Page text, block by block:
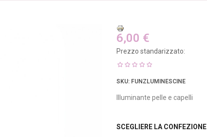
6,00 €
Prezzo standarizzato:
SKU: FUNZLUMINESCINE
Illuminante pelle e capelli
SCEGLIERE LA CONFEZIONE